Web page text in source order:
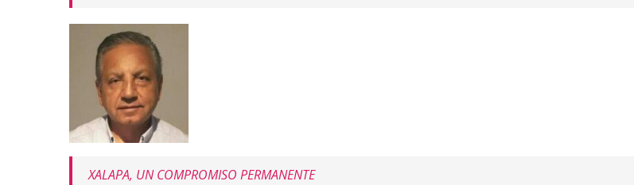
XALAPA, UN COMPROMISO PERMANENTE